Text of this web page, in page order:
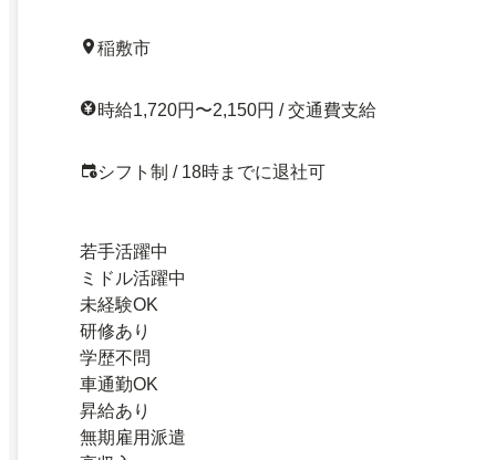
稲敷市
時給1,720円〜2,150円 / 交通費支給
シフト制 / 18時までに退社可
若手活躍中
ミドル活躍中
未経験OK
研修あり
学歴不問
車通勤OK
昇給あり
無期雇用派遣